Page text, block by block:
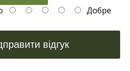
Добре
відгук